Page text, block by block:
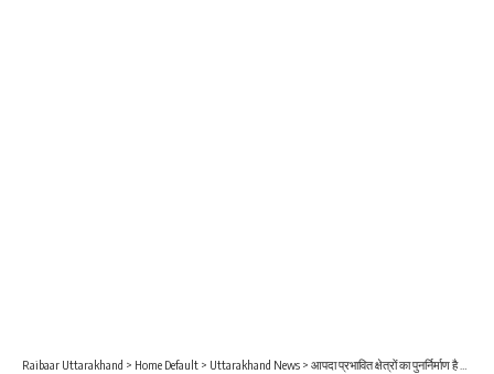
Raibaar Uttarakhand > Home Default > Uttarakhand News > आपदा प्रभावित क्षेत्रों का पुनर्निर्माण है राज्य सरकार की सर्वाेच्च प्राथमिकता